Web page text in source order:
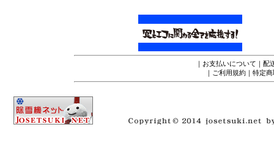
｜ お支払いについて ｜ 配
｜ ご利用規約 ｜ 特定